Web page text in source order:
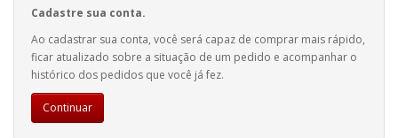
Cadastre sua conta.
Ao cadastrar sua conta, você será capaz de comprar mais rápido,
ficar atualizado sobre a situação de um pedido e acompanhar o
histórico dos pedidos que você já fez.
Continuar